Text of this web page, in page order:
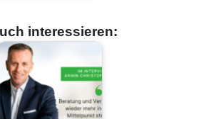
interessieren: